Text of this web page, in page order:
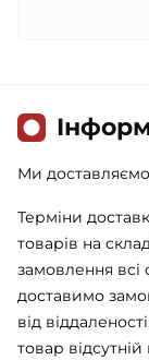
Ми доставляємо
Терміни
товарів на
замовлення всі
доставимо
від
товар